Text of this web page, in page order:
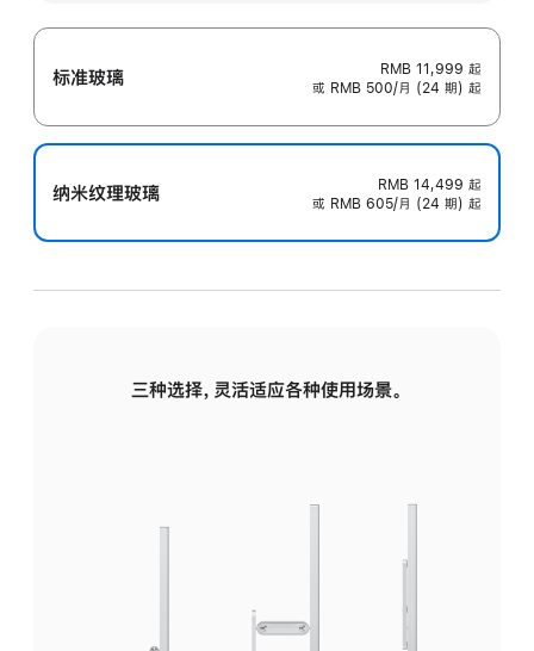
标准玻璃 RMB 11,999 起
或 RMB 500/月 (24 期) 起
纳米纹理玻璃 RMB 14,499 起
或 RMB 605/月 (24 期) 起
三种选择，灵活适应各种使用场景。